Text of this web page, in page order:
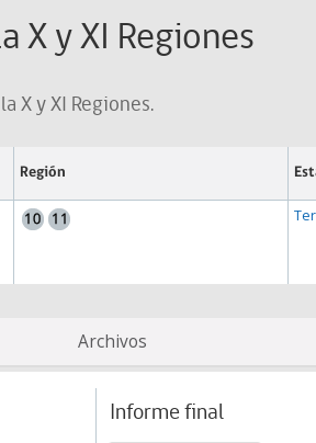
X y XI Regiones
X y XI Regiones.
Región
Archivos
Informe final